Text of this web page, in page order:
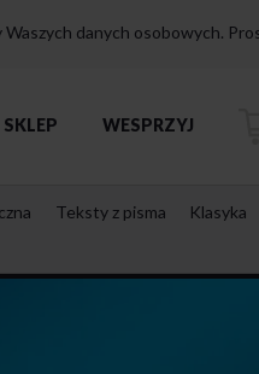
danych osobowych.
SKLEP WESPRZYJ
Teksty z pisma Klasyka